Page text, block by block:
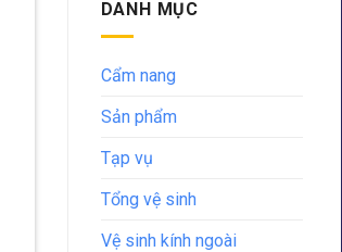
DANH MỤC
Cẩm nang
Sản phẩm
Tạp vụ
Tổng vệ sinh
Vệ sinh kính ngoài